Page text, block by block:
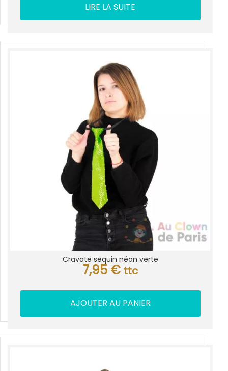
LIRE LA SUITE
Cravate sequin néon verte
7,95 € ttc
AJOUTER AU PANIER